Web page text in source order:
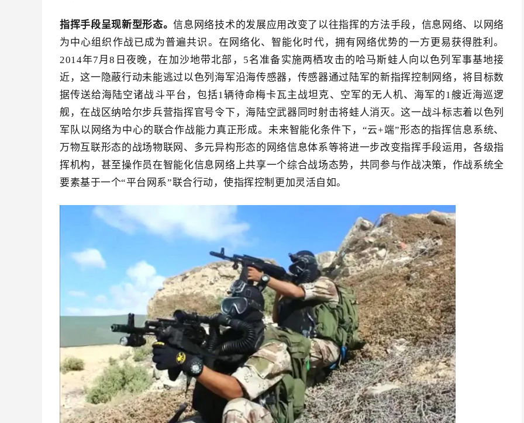
指挥手段呈现新型形态。信息网络技术的发展应用改变了以往指挥的方法手段，信息网络、以网络
为中心组织作战已成为普遍共识。在网络化、智能化时代，拥有网络优势的一方更易获得胜利。
2014年7月8日夜晚，在加沙地带北部，5名准备实施两栖攻击的哈马斯蛙人向以色列军事基地接
近，这一隐蔽行动未能逃过以色列海军沿海传感器，传感器通过陆军的新指挥控制网络，将目标数
据传送给海陆空诸战斗平台，包括1辆待命梅卡瓦主战坦克、空军的无人机、海军的1艘近海巡逻
舰，在战区纳哈尔步兵营指挥官号令下，海陆空武器同时射击将蛙人消灭。这一战斗标志着以色列
军队以网络为中心的联合作战能力真正形成。未来智能化条件下，“云+端”形态的指挥信息系统、
万物互联形态的战场物联网、多元异构形态的网络信息体系等将进一步改变指挥手段运用，各级指
挥机构，甚至操作员在智能化信息网络上共享一个综合战场态势，共同参与作战决策，作战系统全
要素基于一个“平台网系”联合行动，使指挥控制更加灵活自如。